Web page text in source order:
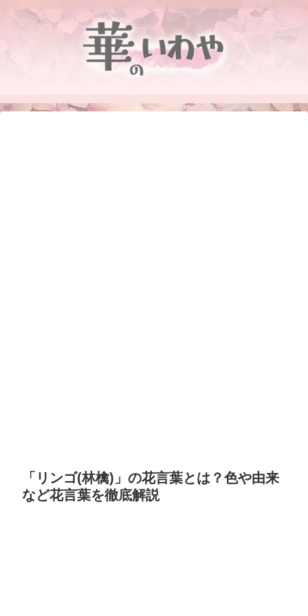
「リンゴ(林檎)」の花言葉とは？色や由来
など花言葉を徹底解説